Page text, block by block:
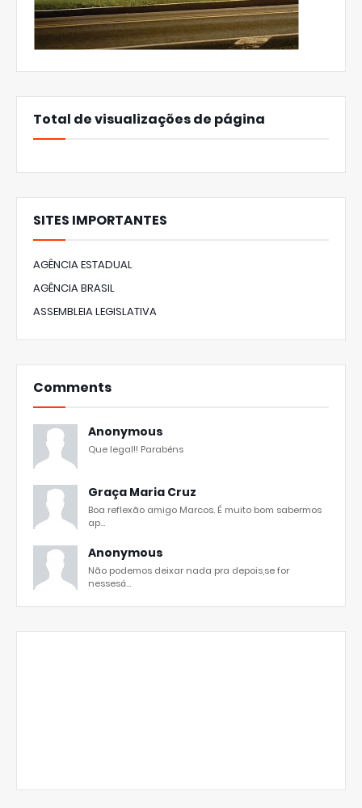
Total de visualizações de página
SITES IMPORTANTES
AGÊNCIA ESTADUAL
AGÊNCIA BRASIL
ASSEMBLEIA LEGISLATIVA
Comments
Anonymous
Que legal!! Parabéns
Graça Maria Cruz
Boa reflexão amigo Marcos. É muito bom sabermos
ap...
Anonymous
Não podemos deixar nada pra depois,se for
nessesá...